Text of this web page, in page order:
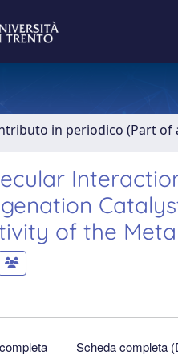
in periodico (Part of
of the
Scheda completa